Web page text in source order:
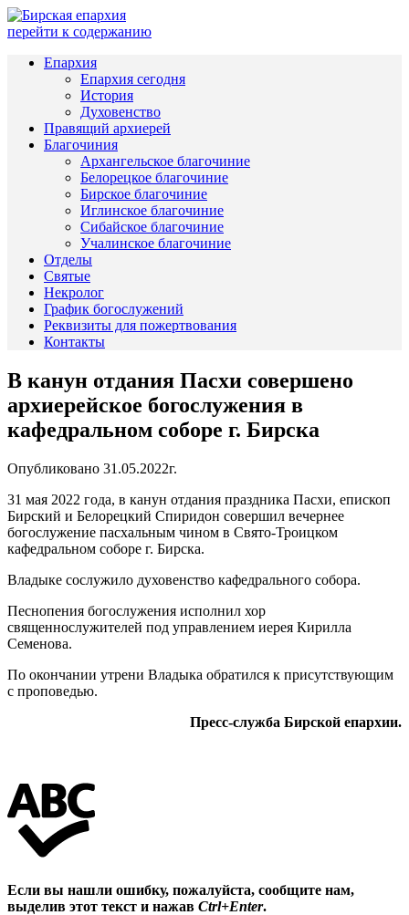
перейти к содержанию
Епархия
Епархия сегодня
История
Духовенство
Правящий архиерей
Благочиния
Архангельское благочиние
Белорецкое благочиние
Бирское благочиние
Иглинское благочиние
Сибайское благочиние
Учалинское благочиние
Отделы
Святые
Некролог
График богослужений
Реквизиты для пожертвования
Контакты
В канун отдания Пасхи совершено
архиерейское богослужения в
кафедральном соборе г. Бирска
Опубликовано 31.05.2022г.
31 мая 2022 года, в канун отдания праздника Пасхи, епископ
Бирский и Белорецкий Спиридон совершил вечернее
богослужение пасхальным чином в Свято-Троицком
кафедральном соборе г. Бирска.
Владыке сослужило духовенство кафедрального собора.
Песнопения богослужения исполнил хор
священнослужителей под управлением иерея Кирилла
Семенова.
По окончании утрени Владыка обратился к присутствующим
с проповедью.
Пресс-служба Бирской епархии.
Если вы нашли ошибку, пожалуйста, сообщите нам,
выделив этот текст и нажав Ctrl+Enter.